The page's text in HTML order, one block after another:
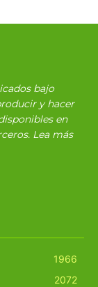
bajo
y hacer
en
Lea más
1966
2072